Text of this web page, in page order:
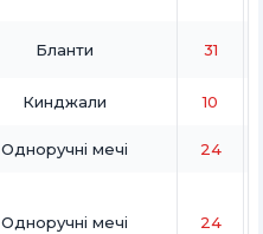
Бланти 31
Кинджали 10
Одноручні мечі 24
Одноручні мечі 24